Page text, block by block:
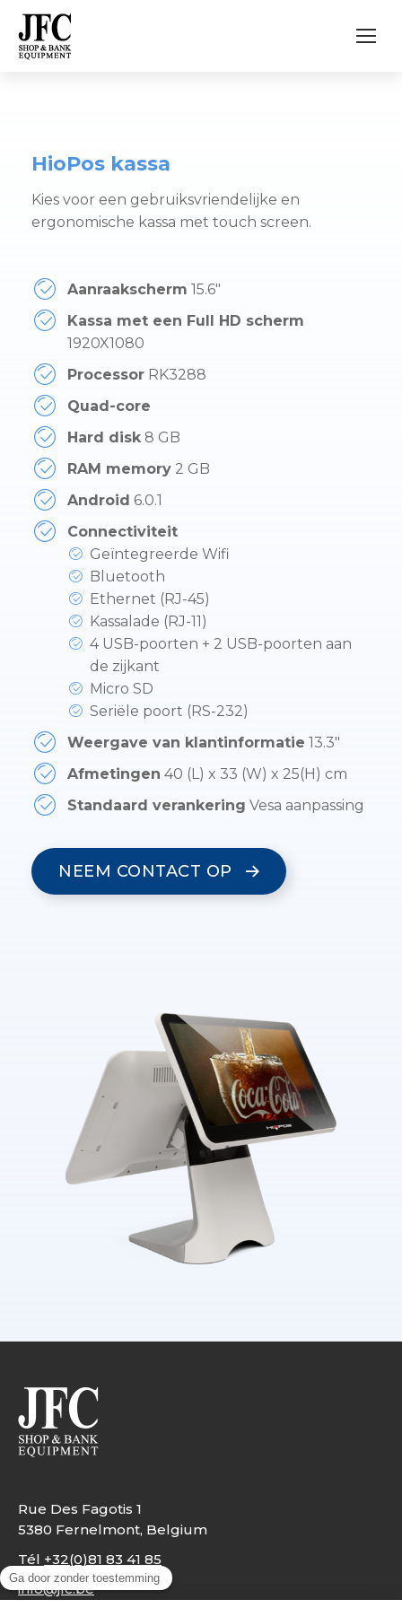
HioPos kassa
Kies voor een gebruiksvriendelijke en
ergonomische kassa met touch screen.
Aanraakscherm 15.6″
Kassa met een Full HD scherm
1920X1080
Processor RK3288
Quad-core
Hard disk8 GB
RAM memory 2 GB
Android 6.0.1
Connectiviteit
Geïntegreerde Wifi
Bluetooth
Ethernet (RJ-45)
Kassalade (RJ-11)
4 USB-poorten + 2 USB-poorten aan
de zijkant
Micro SD
Seriële poort (RS-232)
Weergave van klantinformatie 13.3″
Afmetingen 40 (L) x 33 (W) x 25(H) cm
Standaard verankering Vesa aanpassing
NEEM CONTACT OP
Rue Des Fagotis 1
5380 Fernelmont, Belgium
Tél +32(0)81 83 41 85
info@jfc.be